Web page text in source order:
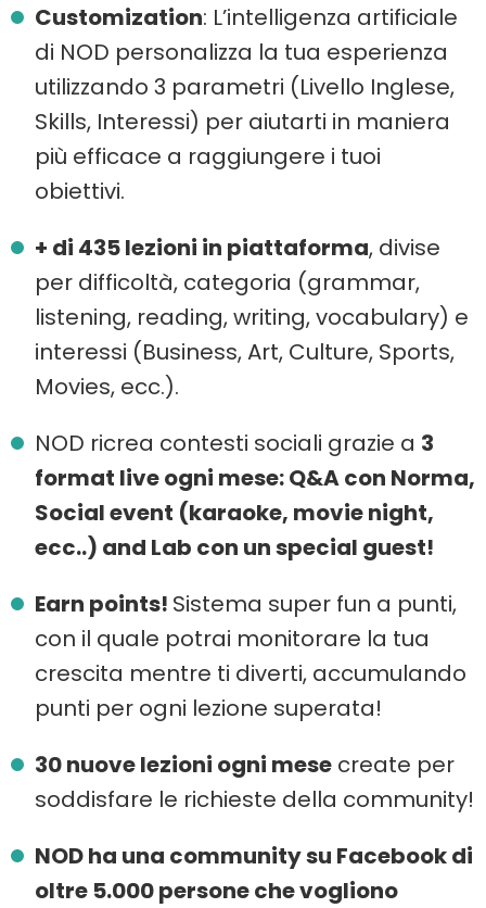
Customization: L’intelligenza artificiale
di NOD personalizza la tua esperienza
utilizzando 3 parametri (Livello Inglese,
Skills, Interessi) per aiutarti in maniera
più efficace a raggiungere i tuoi
obiettivi.
+ di 435 lezioni in piattaforma, divise
per difficoltà, categoria (grammar,
listening, reading, writing, vocabulary) e
interessi (Business, Art, Culture, Sports,
Movies, ecc.).
NOD ricrea contesti sociali grazie a 3
format live ogni mese: Q&A con Norma,
Social event (karaoke, movie night,
ecc..) and Lab con un special guest!
Earn points! Sistema super fun a punti,
con il quale potrai monitorare la tua
crescita mentre ti diverti, accumulando
punti per ogni lezione superata!
30 nuove lezioni ogni mese create per
soddisfare le richieste della community!
NOD ha una community su Facebook di
oltre 5.000 persone che vogliono